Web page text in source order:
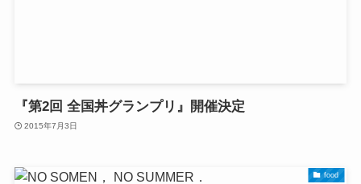
『第2回 全国丼グランプリ』開催決定
2015年7月3日
food